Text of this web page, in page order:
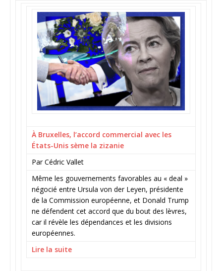
À Bruxelles, l’accord commercial avec les
États-Unis sème la zizanie
Par Cédric Vallet
Même les gouvernements favorables au « deal »
négocié entre Ursula von der Leyen, présidente
de la Commission européenne, et Donald Trump
ne défendent cet accord que du bout des lèvres,
car il révèle les dépendances et les divisions
européennes.
Lire la suite